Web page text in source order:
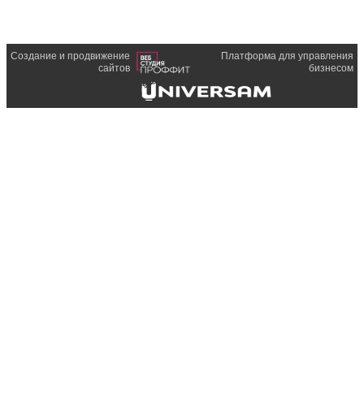
Создание и продвижение
сайтов
Платформа для управления
бизнесом